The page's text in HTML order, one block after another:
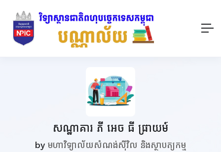
សណ្ឋាគារ ភី អេច ធី ផ្រាយម៍
by មហាវិទ្យាល័យសំណង់ស៊ីវិល និងស្ថាបត្យកម្ម